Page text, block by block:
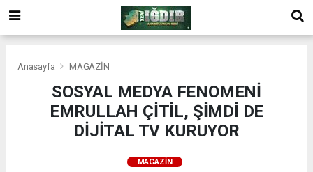
Anasayfa MAGAZİN
SOSYAL MEDYA FENOMENİ
EMRULLAH ÇİTİL, ŞİMDİ DE
DİJİTAL TV KURUYOR
MAGAZİN